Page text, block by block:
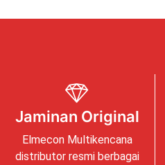
Jaminan Original
Elmecon Multikencana
distributor resmi berbagai